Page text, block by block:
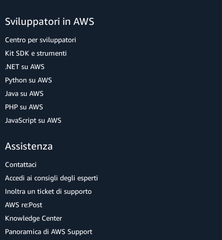
Sviluppatori in AWS
Centro per sviluppatori
Kit SDK e strumenti
.NET su AWS
Python su AWS
Java su AWS
PHP su AWS
JavaScript su AWS
Assistenza
Contattaci
Accedi ai consigli degli esperti
Inoltra un ticket di supporto
AWS re:Post
Knowledge Center
Panoramica di AWS Support